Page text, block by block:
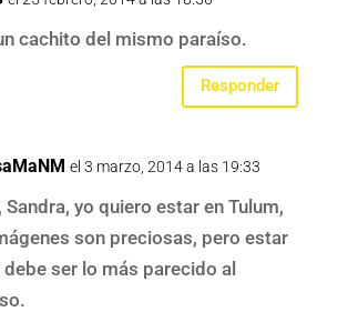
cachito del mismo paraíso.
Responder
el 3 marzo, 2014 a las 19:33
Sandra, yo quiero estar en Tulum,
son preciosas, pero estar
debe ser lo más parecido al